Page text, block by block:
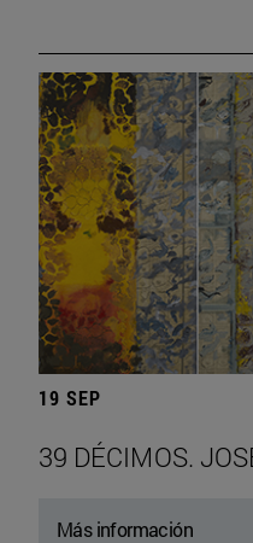
19 SEP
39 DÉCIMOS.
Más información